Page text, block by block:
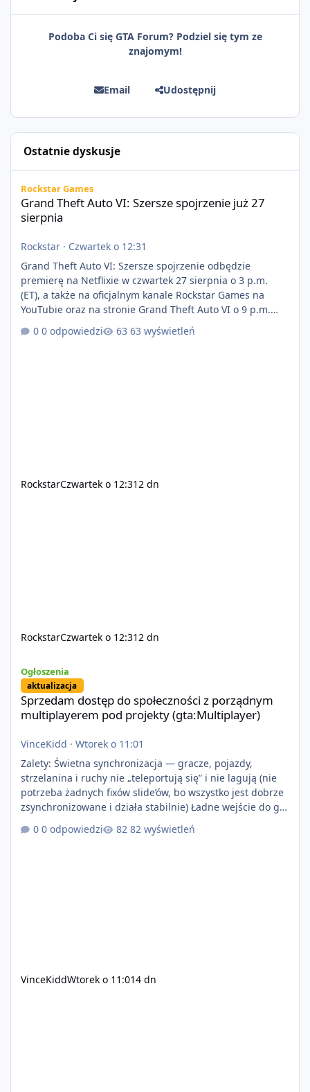
Podoba Ci się GTA Forum? Podziel się tym ze
znajomym!
Email Udostępnij
Ostatnie dyskusje
Rockstar Games
Grand Theft Auto VI: Szersze spojrzenie już 27
sierpnia
Rockstar · Czwartek o 12:31
Grand Theft Auto VI: Szersze spojrzenie odbędzie
premierę na Netflixie w czwartek 27 sierpnia o 3 p.m.
(ET), a także na oficjalnym kanale Rockstar Games na
YouTubie oraz na stronie Grand Theft Auto VI o 9 p.m.
(ET) 27 sierpnia. https://netflix.com/GTAVI Grand Theft
Auto VI będzie dostępne 19 listopada na PlayStation 5
0 odpowiedzi 63 wyświetleń
RockstarCzwartek o 12:312 dn
RockstarCzwartek o 12:312 dn
Ogłoszenia
aktualizacja
Sprzedam dostęp do społeczności z porządnym
multiplayerem pod projekty (gta:Multiplayer)
VinceKidd · Wtorek o 11:01
Zalety: Świetna synchronizacja — gracze, pojazdy,
strzelanina i ruchy nie „teleportują się” i nie lagują (nie
potrzeba żadnych fixów slide’ów, bo wszystko jest dobrze
zsynchronizowane i działa stabilnie) Ładne wejście do gry
+ solidny antycheat na poziomie multiplayera Wygodne
pisanie własnych modów i skryptów (wsparcie C# / JS /
0 odpowiedzi 82 wyświetleń
VinceKiddWtorek o 11:014 dn